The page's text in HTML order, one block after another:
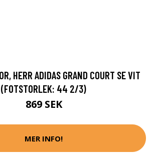
HERR ADIDAS GRAND COURT SE VIT
(FOTSTORLEK: 44 2/3)
869 SEK
MER INFO!